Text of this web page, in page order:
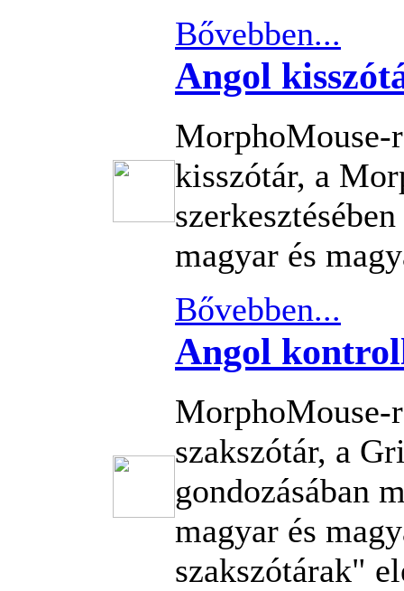
Bővebben...
Angol
MorphoMouse-
kisszótár, a
magyar és
Bővebben...
Angol
MorphoMouse-
szakszótár, a
gondozásában
magyar és
szakszótárak"